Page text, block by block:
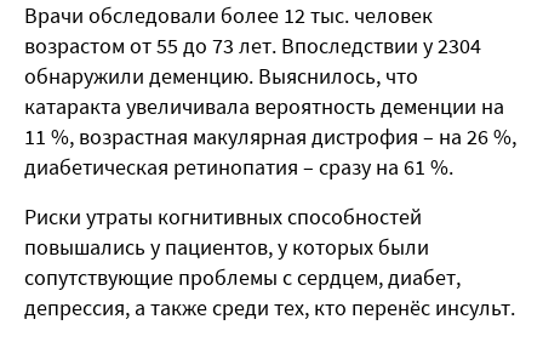
Врачи обследовали более 12 тыс. человек
возрастом от 55 до 73 лет. Впоследствии у 2304
обнаружили деменцию. Выяснилось, что
катаракта увеличивала вероятность деменции на
11 %, возрастная макулярная дистрофия – на 26 %,
диабетическая ретинопатия – сразу на 61 %.
Риски утраты когнитивных способностей
повышались у пациентов, у которых были
сопутствующие проблемы с сердцем, диабет,
депрессия, а также среди тех, кто перенёс инсульт.